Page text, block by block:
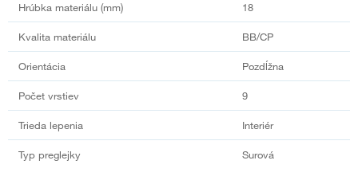
Hrúbka materiálu (mm) 18
Kvalita materiálu BB/CP
Orientácia Pozdĺžna
Počet vrstiev 9
Trieda lepenia Interiér
Typ preglejky Surová